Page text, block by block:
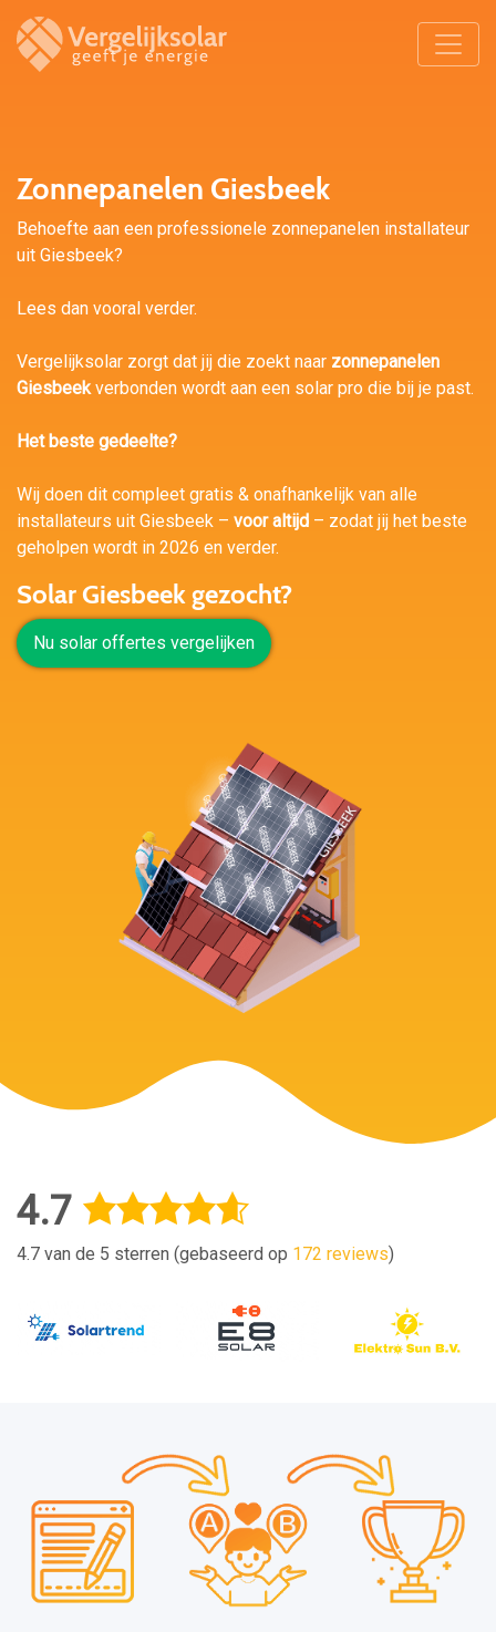
Zonnepanelen Giesbeek
Behoefte aan een professionele zonnepanelen installateur
uit Giesbeek?
Lees dan vooral verder.
Vergelijksolar zorgt dat jij die zoekt naar zonnepanelen
Giesbeekverbonden wordt aan een solar pro die bij je past.
Het beste gedeelte?
Wij doen dit compleet gratis & onafhankelijk van alle
installateurs uit Giesbeek – voor altijd – zodat jij het beste
geholpen wordt in 2026 en verder.
Solar Giesbeek gezocht?
Nu solar offertes vergelijken
4.7
4.7 van de 5 sterren (gebaseerd op 172 reviews)